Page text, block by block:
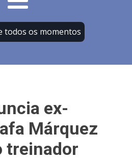
todos os momentos
ex-
Márquez
treinador